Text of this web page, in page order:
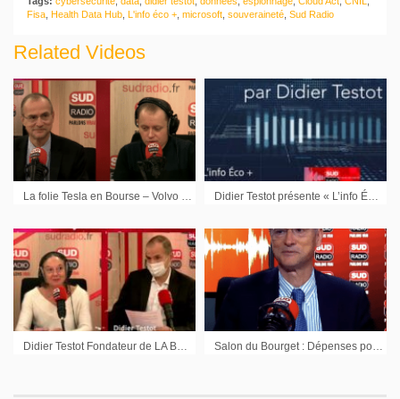
Fisa Health Data Hub L'info éco + microsoft souveraineté Sud Radio
Related Videos
La folie Tesla en Bourse – Volvo Cars y entre avec le pari électrique – Facebook disparaît pour devenir Meta et GAFA is dead Didier Testot présente « L’info ÉCO + » tous les samedis sur Sud Radio à 8h18